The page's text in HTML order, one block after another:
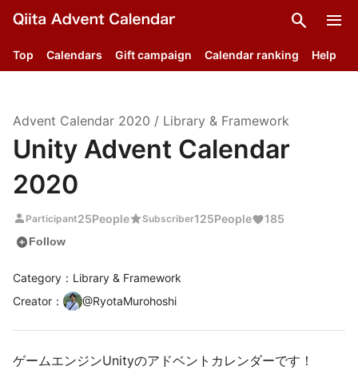
search menu
Top Calendars Gift campaign Calendar ranking Help
Advent Calendar 2020 / Library & Framework
Unity Advent Calendar
2020
person Participant25PeoplestarSubscriber125People 185
add_circleFollow
Category：Library & Framework
Creator ： @RyotaMurohoshi
ゲームエンジンUnityのアドベントカレンダーです！